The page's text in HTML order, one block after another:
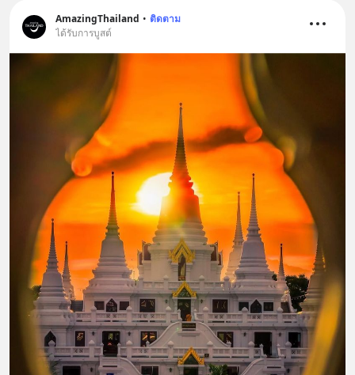
AmazingThailand • ติดตาม
ได้รับการบูสต์